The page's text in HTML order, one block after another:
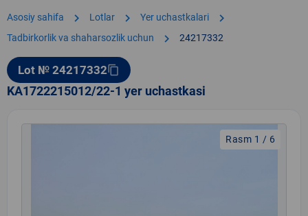
Asosiy sahifa chevron_right Lotlar chevron_right Yer uchastkalari chevron_right
Tadbirkorlik va shaharsozlik uchun chevron_right 24217332
Lot № 24217332content_copy
KA1722215012/22-1 yer uchastkasi
Rasm 1 / 6